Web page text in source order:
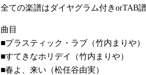
全ての楽譜はダイヤグラム付きorTAB
曲目
■プラスティック・ラブ（竹内まりや）
■すてきなホリデイ（竹内まりや）
■春よ、来い（松任谷由実）